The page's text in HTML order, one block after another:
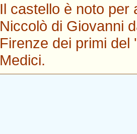
Il castello è noto per
Niccolò di Giovanni
Firenze dei primi
Medici.